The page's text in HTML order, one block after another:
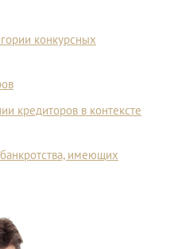
конкурсных
кредиторов в контексте
имеющих